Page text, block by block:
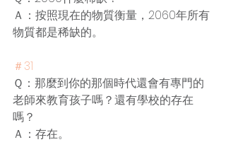
Ａ：按照現在的物質衡量，2060年所有
物質都是稀缺的。
＃31
Ｑ：那麼到你的那個時代還會有專門的
老師來教育孩子嗎？還有學校的存在
嗎？
Ａ：存在。